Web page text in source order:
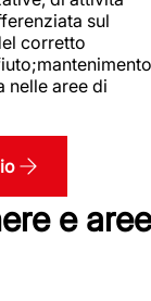
sul
corretto
nelle aree di
e aree